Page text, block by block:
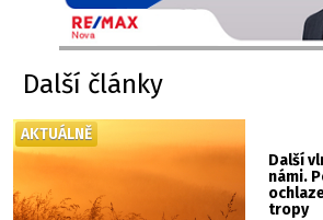
Další články
Další
námi.
tropy
AKTUÁLNĚ